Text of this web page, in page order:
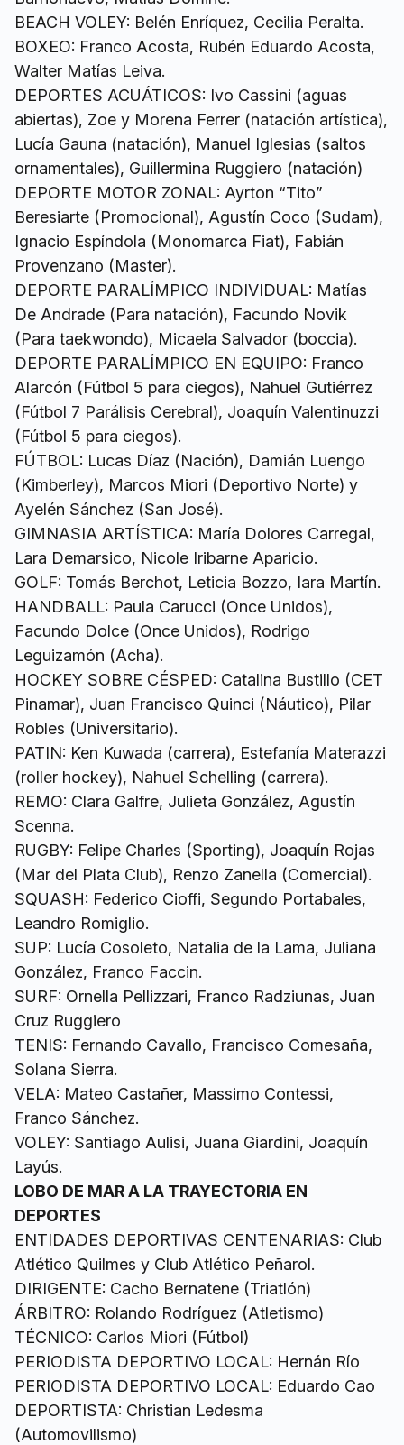
BEACH VOLEY: Belén Enríquez, Cecilia Peralta.
BOXEO: Franco Acosta, Rubén Eduardo Acosta,
Walter Matías Leiva.
DEPORTES ACUÁTICOS: Ivo Cassini (aguas
abiertas), Zoe y Morena Ferrer (natación artística),
Lucía Gauna (natación), Manuel Iglesias (saltos
ornamentales), Guillermina Ruggiero (natación)
DEPORTE MOTOR ZONAL: Ayrton “Tito”
Beresiarte (Promocional), Agustín Coco (Sudam),
Ignacio Espíndola (Monomarca Fiat), Fabián
Provenzano (Master).
DEPORTE PARALÍMPICO INDIVIDUAL: Matías
De Andrade (Para natación), Facundo Novik
(Para taekwondo), Micaela Salvador (boccia).
DEPORTE PARALÍMPICO EN EQUIPO: Franco
Alarcón (Fútbol 5 para ciegos), Nahuel Gutiérrez
(Fútbol 7 Parálisis Cerebral), Joaquín Valentinuzzi
(Fútbol 5 para ciegos).
FÚTBOL: Lucas Díaz (Nación), Damián Luengo
(Kimberley), Marcos Miori (Deportivo Norte) y
Ayelén Sánchez (San José).
GIMNASIA ARTÍSTICA: María Dolores Carregal,
Lara Demarsico, Nicole Iribarne Aparicio.
GOLF: Tomás Berchot, Leticia Bozzo, Iara Martín.
HANDBALL: Paula Carucci (Once Unidos),
Facundo Dolce (Once Unidos), Rodrigo
Leguizamón (Acha).
HOCKEY SOBRE CÉSPED: Catalina Bustillo (CET
Pinamar), Juan Francisco Quinci (Náutico), Pilar
Robles (Universitario).
PATIN: Ken Kuwada (carrera), Estefanía Materazzi
(roller hockey), Nahuel Schelling (carrera).
REMO: Clara Galfre, Julieta González, Agustín
Scenna.
RUGBY: Felipe Charles (Sporting), Joaquín Rojas
(Mar del Plata Club), Renzo Zanella (Comercial).
SQUASH: Federico Cioffi, Segundo Portabales,
Leandro Romiglio.
SUP: Lucía Cosoleto, Natalia de la Lama, Juliana
González, Franco Faccin.
SURF: Ornella Pellizzari, Franco Radziunas, Juan
Cruz Ruggiero
TENIS: Fernando Cavallo, Francisco Comesaña,
Solana Sierra.
VELA: Mateo Castañer, Massimo Contessi,
Franco Sánchez.
VOLEY: Santiago Aulisi, Juana Giardini, Joaquín
Layús.
LOBO DE MAR A LA TRAYECTORIA EN
DEPORTES
ENTIDADES DEPORTIVAS CENTENARIAS: Club
Atlético Quilmes y Club Atlético Peñarol.
DIRIGENTE: Cacho Bernatene (Triatlón)
ÁRBITRO: Rolando Rodríguez (Atletismo)
TÉCNICO: Carlos Miori (Fútbol)
PERIODISTA DEPORTIVO LOCAL: Hernán Río
PERIODISTA DEPORTIVO LOCAL: Eduardo Cao
DEPORTISTA: Christian Ledesma
(Automovilismo)